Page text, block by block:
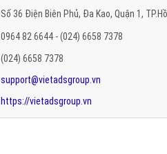
Số 36 Điện Biên Phủ, Đa Kao, Quận 1,
0964 82 6644 - (024) 6658 7378
(024) 6658 7378
support@vietadsgroup.vn
https://vietadsgroup.vn